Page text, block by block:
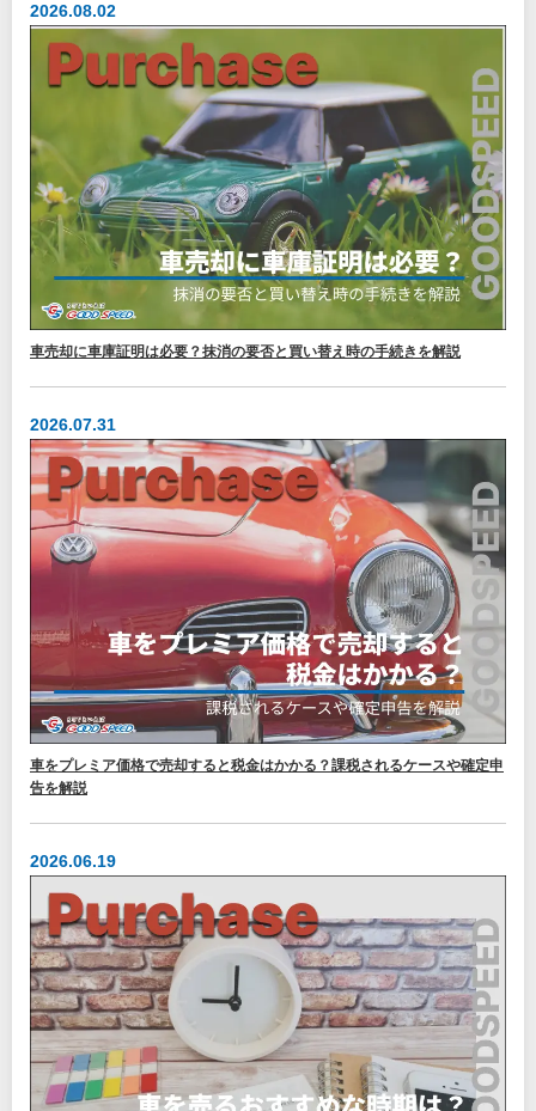
2026.08.02
車売却に車庫証明は必要？抹消の要否と買い替え時の手続きを解説
2026.07.31
車をプレミア価格で売却すると税金はかかる？課税されるケースや確定申
告を解説
2026.06.19